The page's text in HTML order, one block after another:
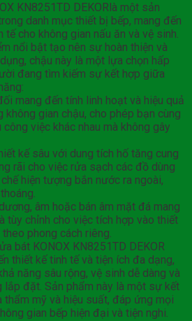
KN8251TD DEKORlà một sản
danh mục thiết bị bếp, mang đến
tế cho không gian nấu ăn và vệ sinh.
nổi bật tạo nên sự hoàn thiện và
chậu này là một lựa chọn hấp
đang tìm kiếm sự kết hợp giữa
mang đến tính linh hoạt và hiệu quả
gian chậu, cho phép bạn cùng
công việc khác nhau mà không gây
kế sâu với dung tích hố tăng cung
rãi cho việc rửa sạch các đồ dùng
hiện tượng bắn nước ra ngoài,
âm hoặc bán âm mặt đá mang
tùy chỉnh cho việc tích hợp vào thiết
phong cách riêng.
bát KONOX KN8251TD DEKOR
thiết kế tinh tế và tiện ích đa dạng,
năng sâu rộng, vệ sinh dễ dàng và
lắp đặt. Sản phẩm này là một sự kết
thẩm mỹ và hiệu suất, đáp ứng mọi
gian bếp hiện đại và tiện nghi.